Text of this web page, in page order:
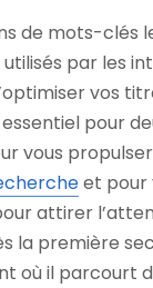
de mots-clés
par les
vos
pour
vous propulser
et pour
attirer
la première
où il parcourt